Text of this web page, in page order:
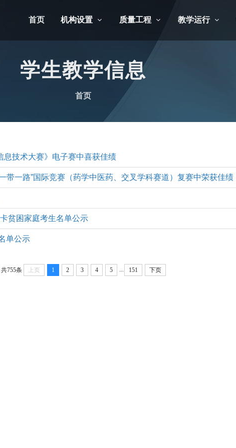
首页 机构设置 质量工程 教学运行
学生教学信息
首页
息技术大赛》电子赛中喜获佳绩
带一路”国际竞赛（药学中医药、交叉学科赛道）复赛中荣获佳绩
贫困家庭考生名单公示
单公示
共755条 上页 1 2 3 4 5 151 下页